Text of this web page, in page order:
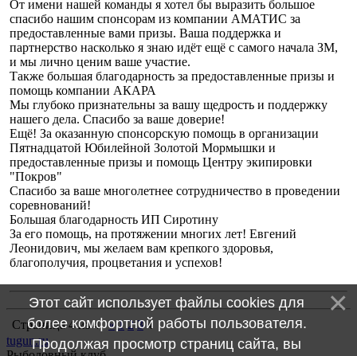
От имени нашей команды я хотел бы выразить большое
спасибо нашим спонсорам из компании АМАТИС за
предоставленные вами призы. Ваша поддержка и
партнерство насколько я знаю идёт ещё с самого начала ЗМ,
и мы лично ценим ваше участие.
Также большая благодарность за предоставленные призы и
помощь компании АКАРА
Мы глубоко признательны за вашу щедрость и поддержку
нашего дела. Спасибо за ваше доверие!
Ещё! За оказанную спонсорскую помощь в организации
Пятнадцатой Юбилейной Золотой Мормышки и
предоставленные призы и помощь Центру экипировки
"Покров"
Спасибо за ваше многолетнее сотрудничество в проведении
соревнований!
Большая благодарность ИП Сиротину
За его помощь, на протяжении многих лет! Евгений
Леонидович, мы желаем вам крепкого здоровья,
благополучия, процветания и успехов!
Страница4из4 « 1 2 3 4
tugun.ru
Этот сайт использует файлы cookies для
более комфортной работы пользователя.
Продолжая просмотр страниц сайта, вы